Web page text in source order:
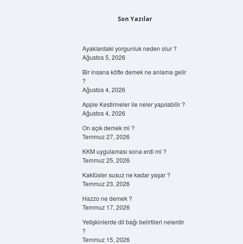
Son Yazılar
Ayaklardaki yorgunluk neden olur ?
Ağustos 5, 2026
Bir insana köfte demek ne anlama gelir
?
Ağustos 4, 2026
Apple Kestirmeler ile neler yapılabilir ?
Ağustos 4, 2026
On açık demek mi ?
Temmuz 27, 2026
KKM uygulaması sona erdi mi ?
Temmuz 25, 2026
Kaktüsler susuz ne kadar yaşar ?
Temmuz 23, 2026
Hazzo ne demek ?
Temmuz 17, 2026
Yetişkinlerde dil bağı belirtileri nelerdir
?
Temmuz 15, 2026